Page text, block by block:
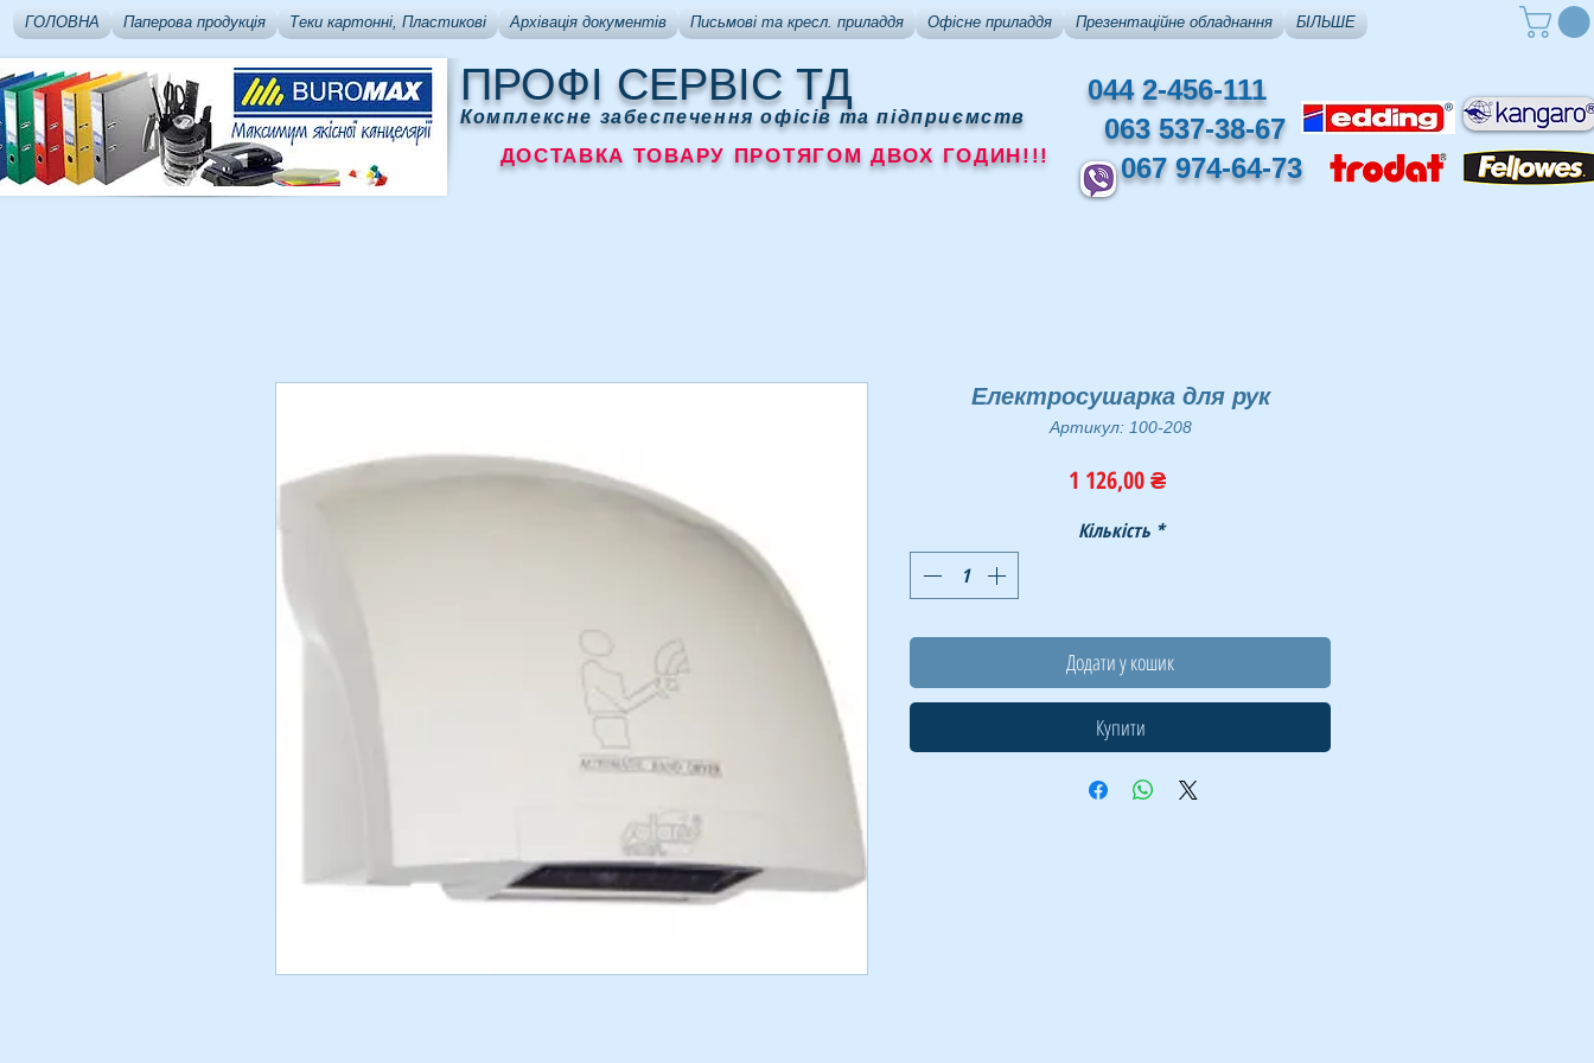
ГОЛОВНА Паперова продукція Теки картонні, Пластикові Архівація документів Письмові та кресл. приладдя Офісне приладдя Презентаційне обладнання БІЛЬШЕ
ПРОФІ СЕРВІС ТД
Комплексне забеспечення офісів та підприємств
ДОСТАВКА ТОВАРУ ПРОТЯГОМ ДВОХ ГОДИН!!!
044 2-456-111
063 537-38-67
067 974-64-73
Електросушарка для рук
Артикул: 100-208
1 126,00 ₴Ціна
Кількість *
Додати у кошик
Купити